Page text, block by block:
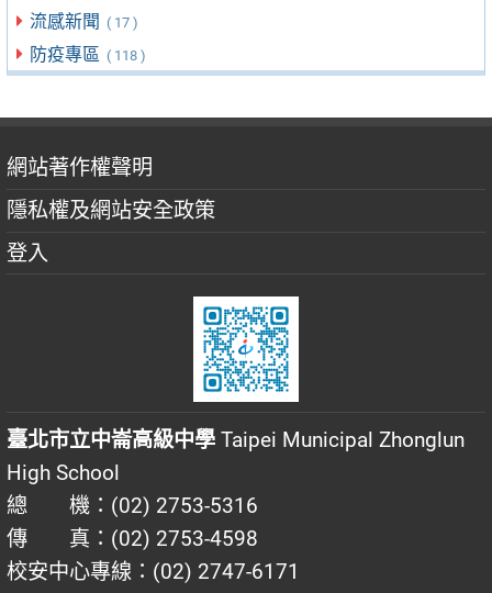
流感新聞 ( 17 )
防疫專區 ( 118 )
網站著作權聲明
隱私權及網站安全政策
登入
臺北市立中崙高級中學 Taipei Municipal Zhonglun
High School
總 機：(02) 2753-5316
傳 真：(02) 2753-4598
校安中心專線：(02) 2747-6171